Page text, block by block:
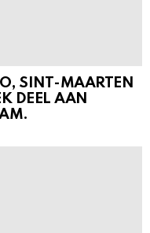
SINT-MAARTEN
DEEL AAN